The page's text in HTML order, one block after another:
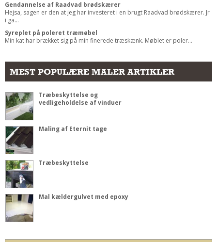
Gendannelse af Raadvad brødskærer
Hejsa, sagen er den at jeg har investeret i en brugt Raadvad brødskærer. Jr
i ga...
Syreplet på poleret træmøbel
Min kat har brækket sig på min finerede træskænk. Møblet er poler...
MEST POPULÆRE MALER ARTIKLER
Træbeskyttelse og
vedligeholdelse af vinduer
Maling af Eternit tage
Træbeskyttelse
Mal kældergulvet med epoxy